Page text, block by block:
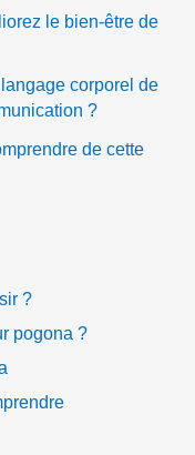
le bien-être de
corporel de
?
de cette
?
pogona ?